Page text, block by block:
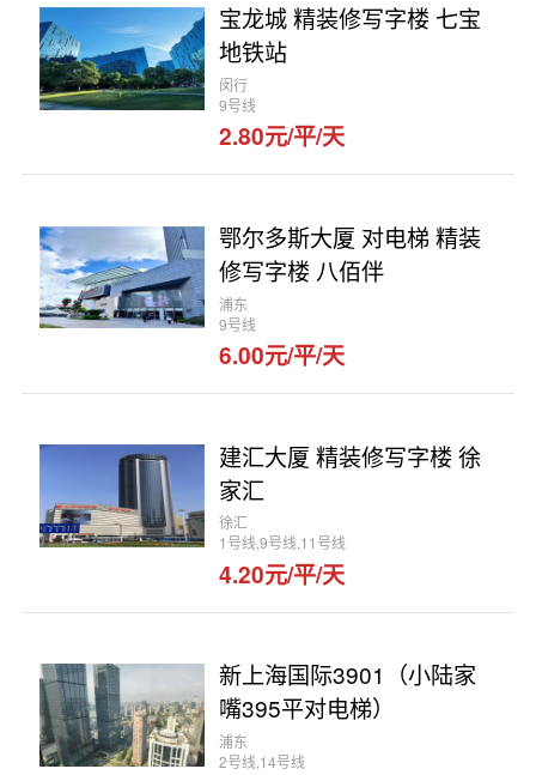
宝龙城 精装修写字楼 七宝
地铁站
闵行
9号线
2.80元/平/天
鄂尔多斯大厦 对电梯 精装
修写字楼 八佰伴
浦东
9号线
6.00元/平/天
建汇大厦 精装修写字楼 徐
家汇
徐汇
1号线,9号线,11号线
4.20元/平/天
新上海国际3901（小陆家
嘴395平对电梯）
浦东
2号线,14号线